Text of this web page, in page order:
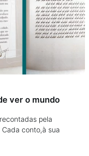
ver o mundo
pela
conto,à sua